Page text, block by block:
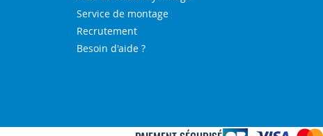
Service de montage
Recrutement
Besoin d'aide ?